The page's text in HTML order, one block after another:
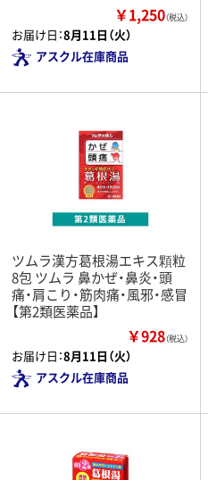
￥1,250（税込）
お届け日：8月11日（火）
アスクル在庫商品
ツムラ漢方葛根湯エキス顆粒
8包 ツムラ 鼻かぜ・鼻炎・頭
痛・肩こり・筋肉痛・風邪・感冒
【第2類医薬品】
￥928（税込）
お届け日：8月11日（火）
アスクル在庫商品